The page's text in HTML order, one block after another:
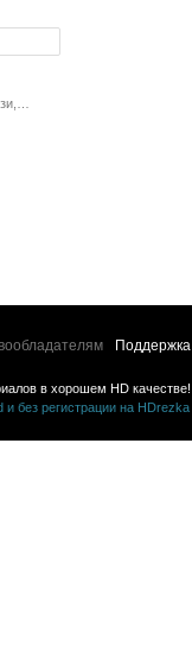
Поддержка
в хорошем HD качестве!
без регистрации на HDrezka